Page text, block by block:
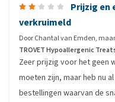
Prijzig en
verkruimeld
DoorChantal van Emden,
TROVET Hypoallergenic
Zeer prijzig voor het geen
moeten zijn, maar heb nu
bestellingen waarvan de